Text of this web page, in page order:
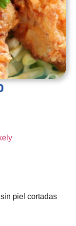
piel cortadas